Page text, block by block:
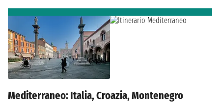
Mediterraneo: Italia, Croazia, Montenegro